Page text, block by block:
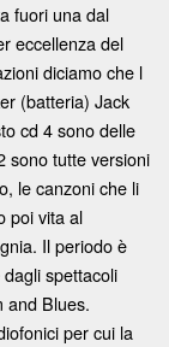
fuori una dal
eccellenza del
diciamo che l
(batteria) Jack
cd 4 sono delle
sono tutte versioni
le canzoni che li
poi vita al
Il periodo è
spettacoli
and Blues.
per cui la